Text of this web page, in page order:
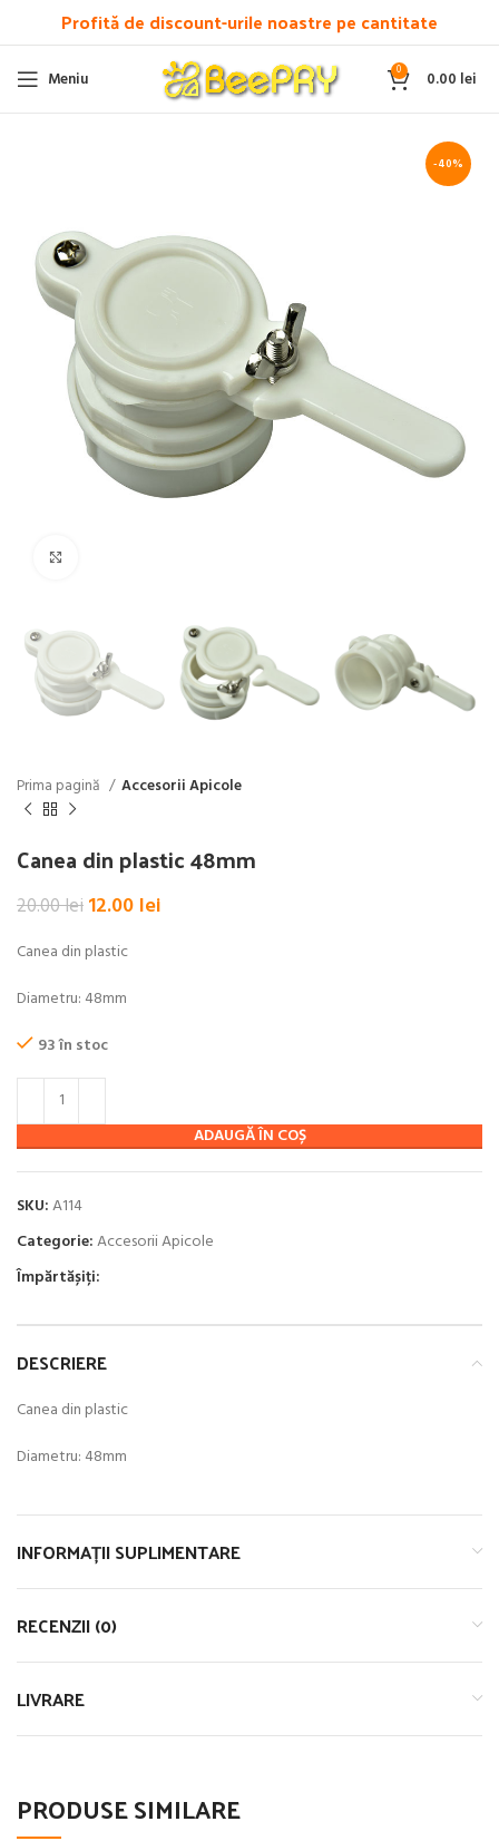
Profită de discount-urile noastre pe cantitate
Meniu 0 0.00 lei
-40%
Prima pagină Accesorii Apicole
Canea din plastic 48mm
20.00leiPrețul
a
20.00 lei.
12.00 lei
Canea din plastic
Diametru: 48mm
93 în stoc
ADAUGĂ ÎN COȘ
SKU:A114
Categorie:Accesorii Apicole
Împărtășiți:
DESCRIERE
Canea din plastic
Diametru: 48mm
INFORMAȚII SUPLIMENTARE
RECENZII (0)
LIVRARE
PRODUSE SIMILARE